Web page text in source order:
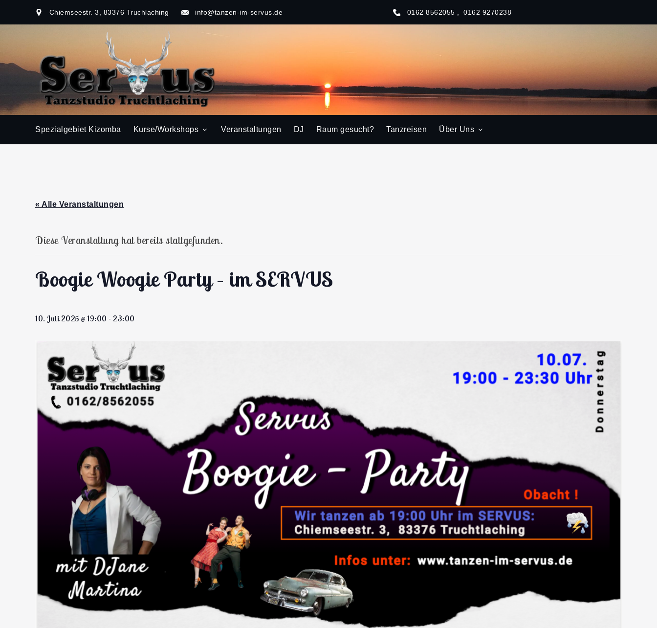
Chiemseestr. 3, 83376 Truchlaching info@tanzen-im-servus.de 0162 8562055 0162 9270238
Spezialgebiet Kizomba Kurse/Workshops Veranstaltungen DJ Raum gesucht? Tanzreisen Über Uns
« Alle Veranstaltungen
Diese Veranstaltung hat bereits stattgefunden.
Boogie Woogie Party – im SERVUS
10. Juli 2025 @ 19:00 - 23:00